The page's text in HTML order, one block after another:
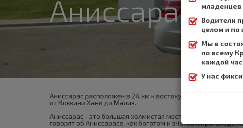
младенцев
Водители
целом и по
Мы в
по всему
каждой
У нас
Аниссарас
Аниссарас расположен в 24 км к востоку от Ираклиона и
от Коккини Хани до Малия.
Аниссарас - это большая холмистая местность,
говорят об Аниссарасе, как богатом и знатном пригороде